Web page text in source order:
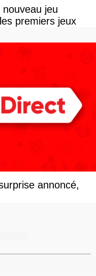
jeu
premiers jeux
annoncé,